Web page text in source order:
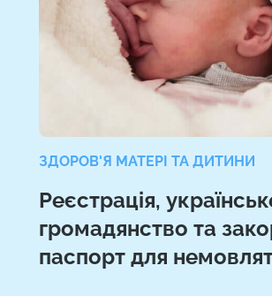
ЗДОРОВ'Я МАТЕРІ ТА ДИТИНИ
Реєстрація,
громадянство та
паспорт для